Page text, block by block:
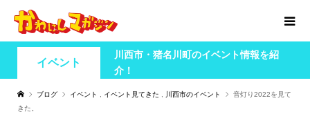
イベント
川西市・猪名川町のイベント情報を紹
介！
ブログ イベント イベント見てきた 川西市のイベント
音灯り2022を見て
きた。